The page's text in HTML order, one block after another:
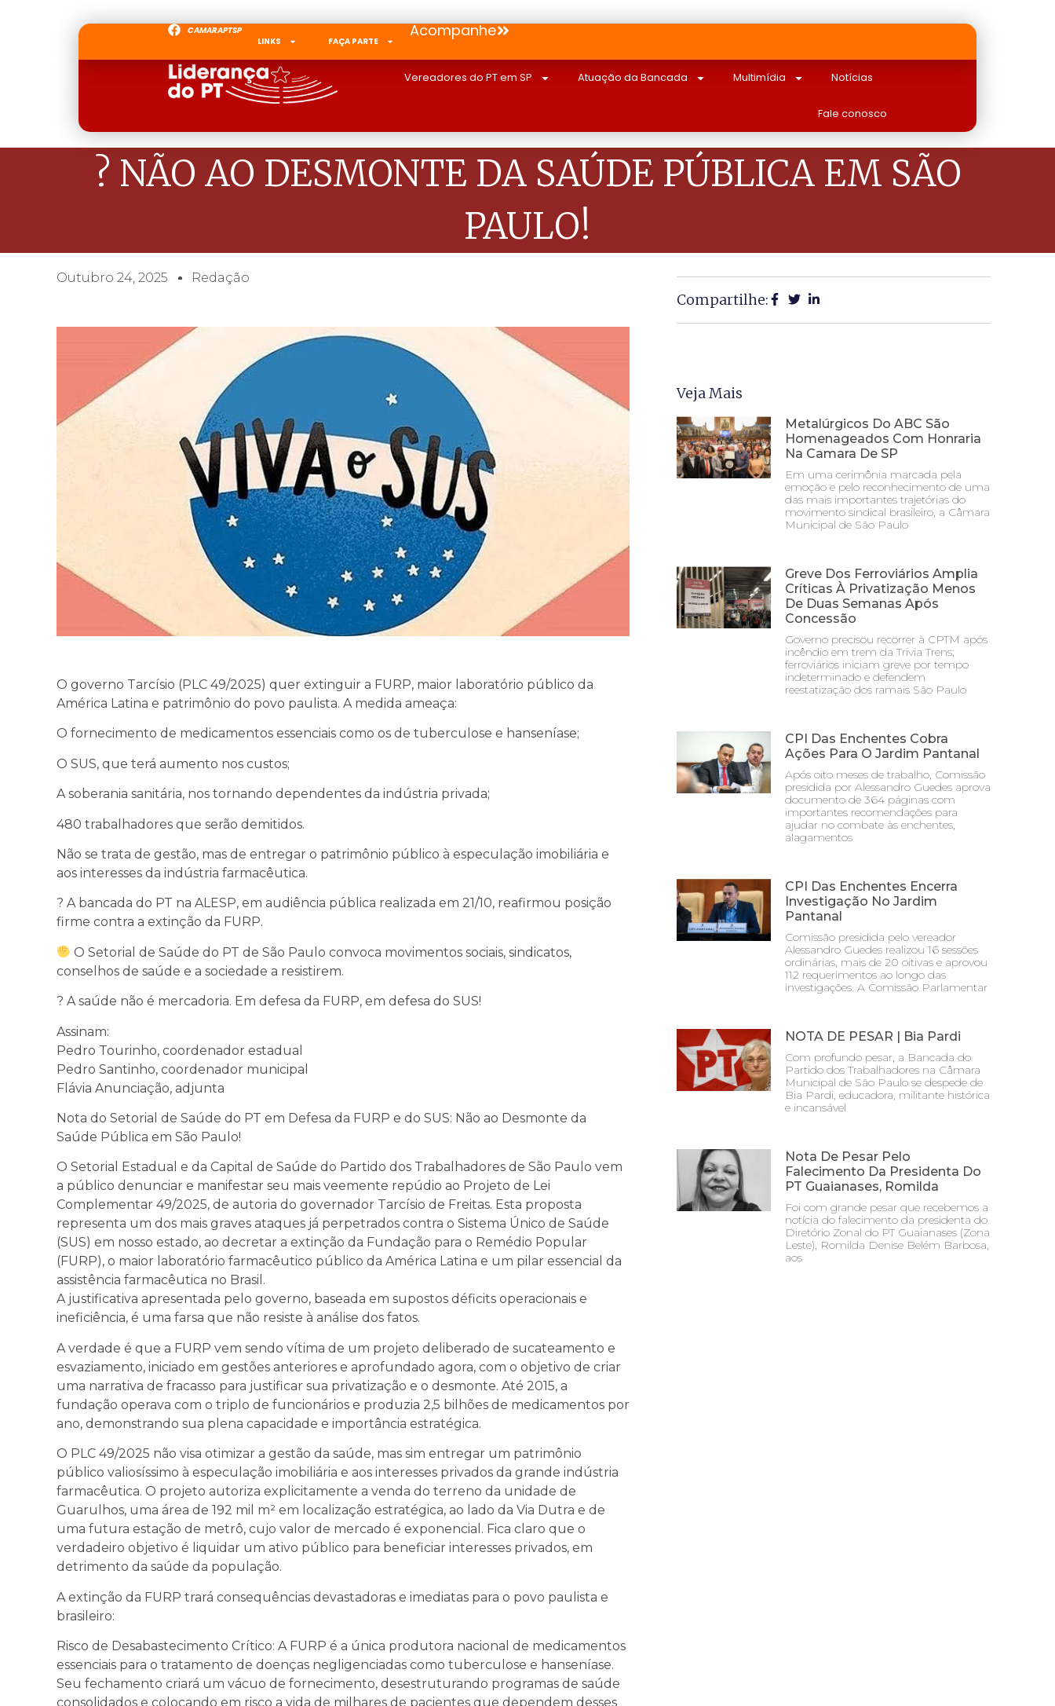
CAMARAPTSP
LINKS
FAÇA PARTE
Acompanhe
Vereadores do PT em SP Atuação da Bancada Multimídia Notícias
Fale conosco
? NÃO AO DESMONTE DA SAÚDE PÚBLICA EM SÃO
PAULO!
Outubro 24, 2025 Redação
O governo Tarcísio (PLC 49/2025) quer extinguir a FURP, maior laboratório público da
América Latina e patrimônio do povo paulista. A medida ameaça:
O fornecimento de medicamentos essenciais como os de tuberculose e hanseníase;
O SUS, que terá aumento nos custos;
A soberania sanitária, nos tornando dependentes da indústria privada;
480 trabalhadores que serão demitidos.
Não se trata de gestão, mas de entregar o patrimônio público à especulação imobiliária e
aos interesses da indústria farmacêutica.
? A bancada do PT na ALESP, em audiência pública realizada em 21/10, reafirmou posição
firme contra a extinção da FURP.
O Setorial de Saúde do PT de São Paulo convoca movimentos sociais, sindicatos,
conselhos de saúde e a sociedade a resistirem.
? A saúde não é mercadoria. Em defesa da FURP, em defesa do SUS!
Assinam:
Pedro Tourinho, coordenador estadual
Pedro Santinho, coordenador municipal
Flávia Anunciação, adjunta
Nota do Setorial de Saúde do PT em Defesa da FURP e do SUS: Não ao Desmonte da
Saúde Pública em São Paulo!
O Setorial Estadual e da Capital de Saúde do Partido dos Trabalhadores de São Paulo vem
a público denunciar e manifestar seu mais veemente repúdio ao Projeto de Lei
Complementar 49/2025, de autoria do governador Tarcísio de Freitas. Esta proposta
representa um dos mais graves ataques já perpetrados contra o Sistema Único de Saúde
(SUS) em nosso estado, ao decretar a extinção da Fundação para o Remédio Popular
(FURP), o maior laboratório farmacêutico público da América Latina e um pilar essencial da
assistência farmacêutica no Brasil.
A justificativa apresentada pelo governo, baseada em supostos déficits operacionais e
ineficiência, é uma farsa que não resiste à análise dos fatos.
A verdade é que a FURP vem sendo vítima de um projeto deliberado de sucateamento e
esvaziamento, iniciado em gestões anteriores e aprofundado agora, com o objetivo de criar
uma narrativa de fracasso para justificar sua privatização e o desmonte. Até 2015, a
fundação operava com o triplo de funcionários e produzia 2,5 bilhões de medicamentos por
ano, demonstrando sua plena capacidade e importância estratégica.
O PLC 49/2025 não visa otimizar a gestão da saúde, mas sim entregar um patrimônio
público valiosíssimo à especulação imobiliária e aos interesses privados da grande indústria
farmacêutica. O projeto autoriza explicitamente a venda do terreno da unidade de
Guarulhos, uma área de 192 mil m² em localização estratégica, ao lado da Via Dutra e de
uma futura estação de metrô, cujo valor de mercado é exponencial. Fica claro que o
verdadeiro objetivo é liquidar um ativo público para beneficiar interesses privados, em
detrimento da saúde da população.
A extinção da FURP trará consequências devastadoras e imediatas para o povo paulista e
brasileiro:
Risco de Desabastecimento Crítico: A FURP é a única produtora nacional de medicamentos
essenciais para o tratamento de doenças negligenciadas como tuberculose e hanseníase.
Seu fechamento criará um vácuo de fornecimento, desestruturando programas de saúde
consolidados e colocando em risco a vida de milhares de pacientes que dependem desses
Compartilhe:
Veja Mais
Metalúrgicos Do ABC São
Homenageados Com Honraria
Na Camara De SP
Em uma cerimônia marcada pela
emoção e pelo reconhecimento de uma
das mais importantes trajetórias do
movimento sindical brasileiro, a Câmara
Municipal de São Paulo
Greve Dos Ferroviários Amplia
Críticas À Privatização Menos
De Duas Semanas Após
Concessão
Governo precisou recorrer à CPTM após
incêndio em trem da Trivia Trens;
ferroviários iniciam greve por tempo
indeterminado e defendem
reestatização dos ramais São Paulo
CPI Das Enchentes Cobra
Ações Para O Jardim Pantanal
Após oito meses de trabalho, Comissão
presidida por Alessandro Guedes aprova
documento de 364 páginas com
importantes recomendações para
ajudar no combate às enchentes,
alagamentos
CPI Das Enchentes Encerra
Investigação No Jardim
Pantanal
Comissão presidida pelo vereador
Alessandro Guedes realizou 16 sessões
ordinárias, mais de 20 oitivas e aprovou
112 requerimentos ao longo das
investigações. A Comissão Parlamentar
NOTA DE PESAR | Bia Pardi
Com profundo pesar, a Bancada do
Partido dos Trabalhadores na Câmara
Municipal de São Paulo se despede de
Bia Pardi, educadora, militante histórica
e incansável
Nota De Pesar Pelo
Falecimento Da Presidenta Do
PT Guaianases, Romilda
Foi com grande pesar que recebemos a
notícia do falecimento da presidenta do
Diretório Zonal do PT Guaianases (Zona
Leste), Romilda Denise Belém Barbosa,
aos